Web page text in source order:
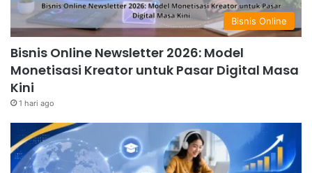
Bisnis Online
Bisnis Online Newsletter 2026: Model
Monetisasi Kreator untuk Pasar Digital Masa
Kini
1 hari ago